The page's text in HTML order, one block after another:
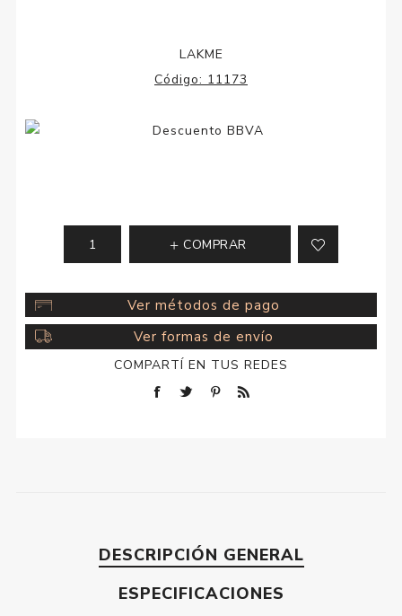
LAKME
Código: 11173
COMPRAR
Ver métodos de pago
Ver formas de envío
COMPARTÍ EN TUS REDES
DESCRIPCIÓN GENERAL
ESPECIFICACIONES